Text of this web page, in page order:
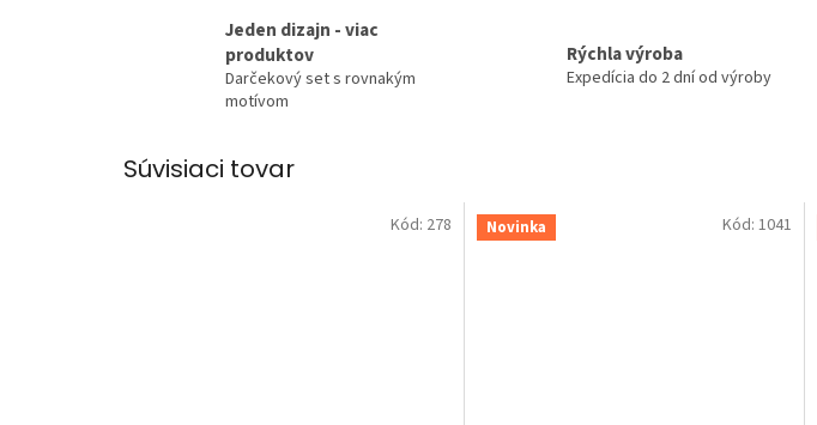
Jeden dizajn - viac
produktov
Darčekový set s rovnakým
motívom
Rýchla výroba
Expedícia do 2 dní od výroby
Súvisiaci tovar
Kód: 278 Novinka Kód: 1041